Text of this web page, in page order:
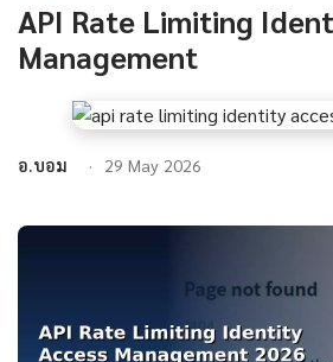
API Rate Limiting
Management
อ.บอม 29 May 2026